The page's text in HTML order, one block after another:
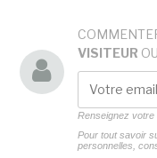
VISITEUR OU
Renseignez votre
Pour tout savoir
personnelles,